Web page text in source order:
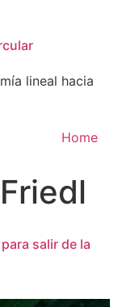
lineal hacia
Home
salir de la